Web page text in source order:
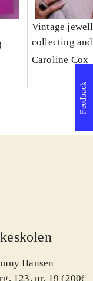
Vintage
collecting
twentieth-
Caroline Cox
Hansen
123, nr. 19 (2006)
Feedback